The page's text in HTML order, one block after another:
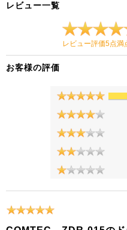
レビュー一覧
レビュー評価5点満
お客様の評価